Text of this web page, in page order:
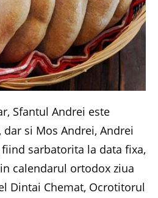
Sfantul Andrei este
si Mos Andrei, Andrei
sarbatorita la data fixa,
calendarul ortodox ziua
Dintai Chemat, Ocrotitorul